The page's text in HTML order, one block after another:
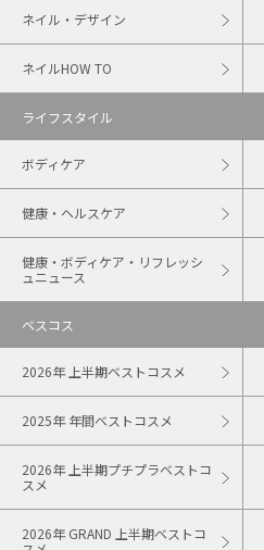
ネイル・デザイン
ネイルHOW TO
ライフスタイル
ボディケア
健康・ヘルスケア
健康・ボディケア・リフレッシ
ュニュース
ベスコス
2026年 上半期ベストコスメ
2025年 年間ベストコスメ
2026年 上半期プチプラベストコ
スメ
2026年 GRAND 上半期ベストコ